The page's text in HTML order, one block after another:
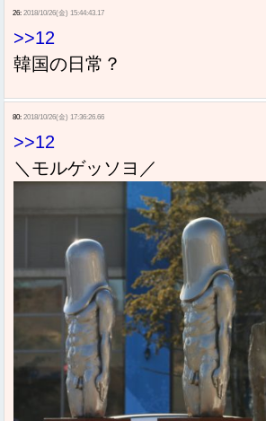
26: 2018/10/26(金) 15:44:43.17
>>12
韓国の日常？
80: 2018/10/26(金) 17:36:26.66
>>12
＼モルゲッソヨ／